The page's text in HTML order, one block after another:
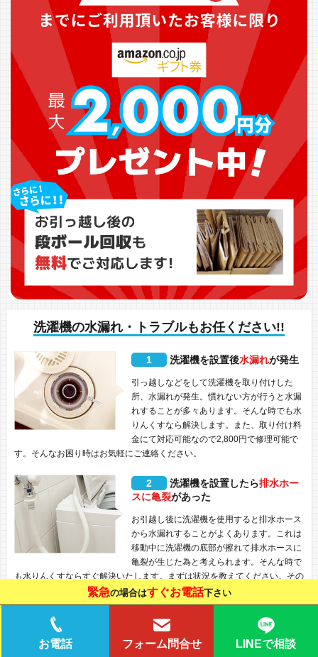
洗濯機の水漏れ・トラブルもお任ください!!
1 洗濯機を設置後水漏れが発生
引っ越しなどをして洗濯機を取り付けした
所、水漏れが発生。慣れない方が行うと水漏
れすることが多々あります。そんな時でも水
りんくすなら解決します。また、取り付け料
金にて対応可能なので2,800円で修理可能で
す。そんなお困り時はお気軽にご連絡ください。
2 洗濯機を設置したら排水ホー
スに亀裂があった
お引越し後に洗濯機を使用すると排水ホース
から水漏れすることがよくあります。これは
移動中に洗濯機の底部が擦れて排水ホースに
亀裂が生じた為と考えられます。そんな時で
も水りんくすならすぐ解決いたします。まずは状況を教えてください。その
日の内に解決いたします。
よくある質問
緊急の場合はすぐお電話下さい
お電話 フォーム問合せ LINEで相談